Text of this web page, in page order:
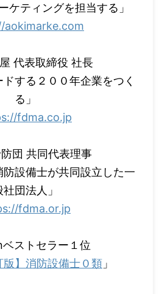
ケティングを担当する」
aokimarke.com
代表取締役 社長
ドする２００年企業をつく
る」
fdma.co.jp
団 共同代表理事
防設備士が共同設立した一
社団法人」
fdma.or.jp
ストセラー１位
版】消防設備士０類 」